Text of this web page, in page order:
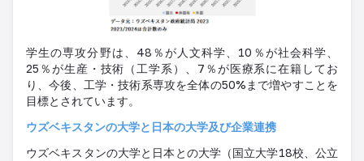
学生の専攻分野は、48％が人文科学、10％が社会科学、
25％が生産・技術（工学系）、7％が医療系に在籍してお
り、今後、工学・技術系専攻を全体の50%まで増やすことを
目標とされています。
ウズベキスタンの大学と日本の大学及び企業連携
ウズベキスタンの大学と日本との大学（国立大学18校、公立